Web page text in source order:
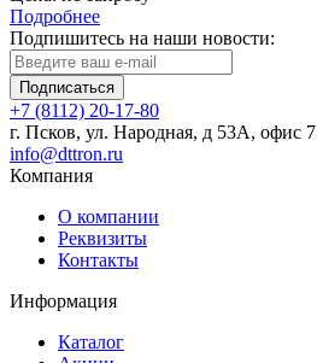
Подробнее
Подпишитесь на наши новости:
Подписаться
+7 (8112) 20-17-80
г. Псков, ул. Народная, д 53А, офис 7
info@dttron.ru
Компания
О компании
Реквизиты
Контакты
Информация
Каталог